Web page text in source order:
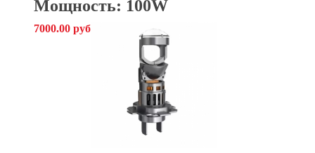
Мощность: 100W
7000.00 руб